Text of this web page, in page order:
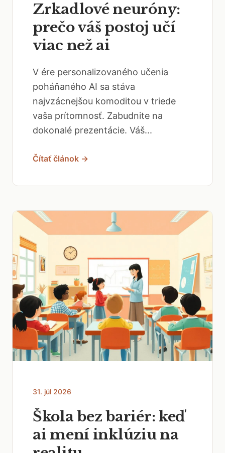
Zrkadlové neuróny:
prečo váš postoj učí
viac než ai
V ére personalizovaného učenia
poháňaného AI sa stáva
najvzácnejšou komoditou v triede
vaša prítomnosť. Zabudnite na
dokonalé prezentácie. Váš...
Čítať článok →
31. júl 2026
Škola bez bariér: keď
ai mení inklúziu na